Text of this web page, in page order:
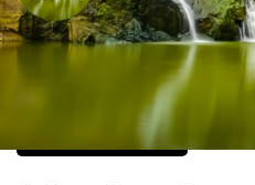
Thác Ô Đồ
Xem trên App